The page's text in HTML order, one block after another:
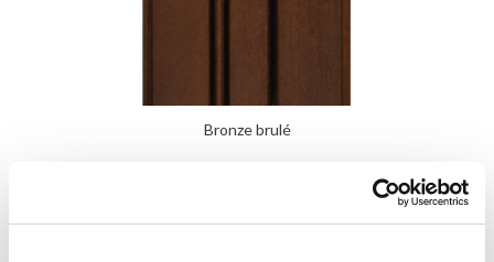
Bronze brulé